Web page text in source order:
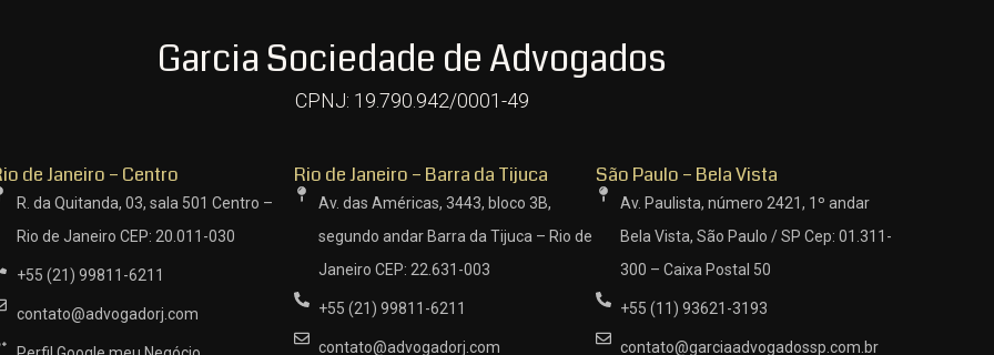
Garcia Sociedade de Advogados
CPNJ: 19.790.942/0001-49
de Janeiro – Centro
R. da Quitanda, 03, sala 501 Centro –
Rio de Janeiro CEP: 20.011-030
+55 (21) 99811-6211
contato@advogadorj.com
Rio de Janeiro – Barra da Tijuca
Av. das Américas, 3443, bloco 3B,
segundo andar Barra da Tijuca – Rio de
Janeiro CEP: 22.631-003
+55 (21) 99811-6211
contato@advogadorj.com
São Paulo – Bela Vista
Av. Paulista, número 2421, 1º andar
Bela Vista, São Paulo / SP Cep: 01.311-
300 – Caixa Postal 50
+55 (11) 93621-3193
contato@garciaadvogadossp.com.br